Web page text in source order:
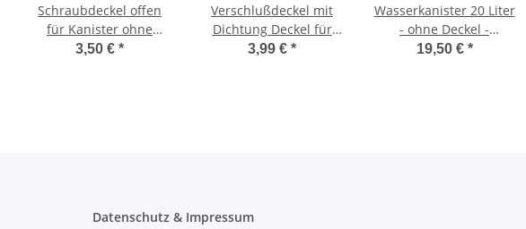
Schraubdeckel offen
für Kanister ohne
Staubkappe für DIN 96
3,50 € *
Verschlußdeckel mit
Dichtung Deckel für
Kanister Schraub-
3,99 € *
Wasserkanister 20 Liter
- ohne Deckel -
Weithalskanister
19,50 € *
Datenschutz & Impressum